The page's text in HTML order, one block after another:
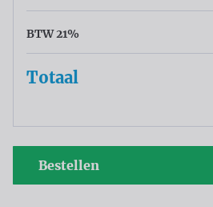
BTW 21%
Totaal
Bestellen